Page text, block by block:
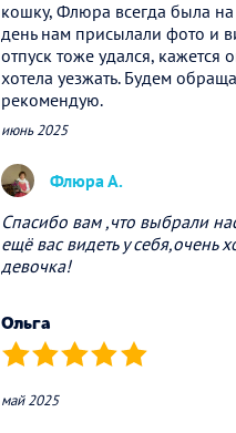
кошку, Флюра всегда была
день нам присылали фото и
отпуск тоже удался, кажется
хотела уезжать. Будем
рекомендую.
июнь 2025
Флюра А.
Спасибо вам ,что выбрали
ещё вас видеть у себя,очень
девочка!
Ольга
(*) (*) (*) (*) (*)
май 2025